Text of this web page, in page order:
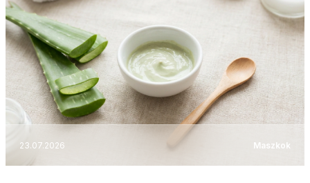
23.07.2026 Maszkok